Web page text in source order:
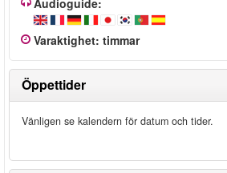
Audioguide:
Varaktighet: timmar
Öppettider
Vänligen se kalendern för datum och tider.